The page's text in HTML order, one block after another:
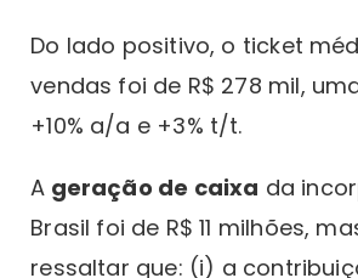
Do lado positivo, o ticket
vendas foi de R$ 278 mil,
+10% a/a e +3% t/t.
A geração de caixa da
Brasil foi de R$ 11 milhões,
ressaltar que: (i) a